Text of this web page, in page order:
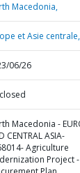
Macedonia,
et Asie centrale,
06/26
Macedonia -
CENTRAL ASIA-
Agriculture
Project -